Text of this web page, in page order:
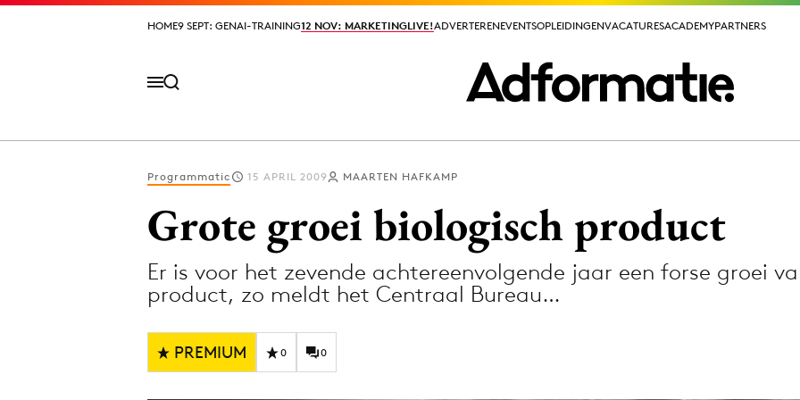
HOME9 SEPT: GENAI-TRAINING12 NOV: MARKETINGLIVE!ADVERTERENEVENTSOPLEIDINGENVACATURESACADEMYPARTNERS
HOME9 SEPT: GENAI-TRAINING12 NOV: MARKETINGLIVE!ADVERTERENEVENTSOPLEIDINGENVACATURESACADEMYPARTNERS
Digital transformation
Diversiteit
Programmatic 15 APRIL 2009 MAARTEN HAFKAMP
Grote groei biologisch product
Er is voor het zevende achtereenvolgende jaar een forse groei
product, zo meldt het Centraal Bureau…
PREMIUM 0 0